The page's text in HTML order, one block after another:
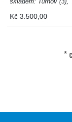
Kč 3.500,00